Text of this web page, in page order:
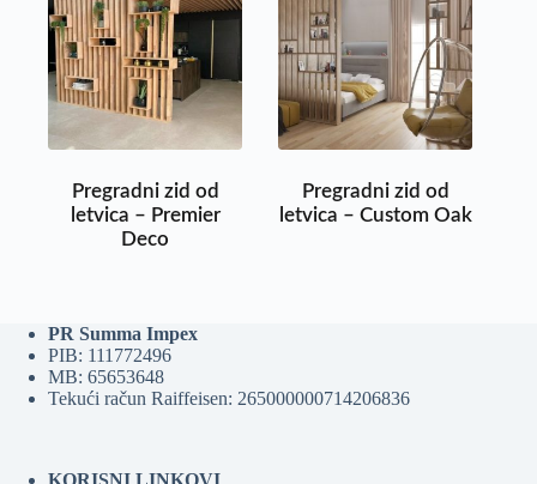
Pregradni zid od
letvica – Premier
Deco
Pregradni zid od
letvica – Custom Oak
PR Summa Impex
PIB: 111772496
MB: 65653648
Tekući račun Raiffeisen: 265000000714206836
KORISNI LINKOVI